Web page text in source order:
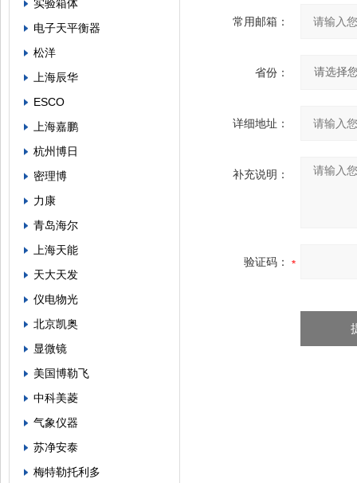
实验箱体
电子天平衡器
松洋
上海辰华
ESCO
上海嘉鹏
杭州博日
密理博
力康
青岛海尔
上海天能
天大天发
仪电物光
北京凯奥
显微镜
美国博勒飞
中科美菱
气象仪器
苏净安泰
梅特勒托利多
常用邮箱：
省份：
详细地址：
补充说明：
验证码：